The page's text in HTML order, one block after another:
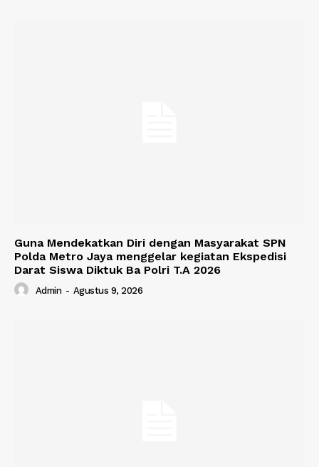
Guna Mendekatkan Diri dengan Masyarakat SPN
Polda Metro Jaya menggelar kegiatan Ekspedisi
Darat Siswa Diktuk Ba Polri T.A 2026
Admin - Agustus 9, 2026